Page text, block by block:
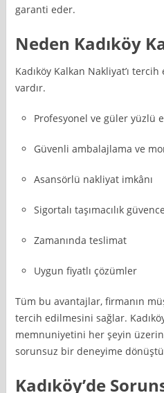
garanti eder.
Neden Kadıköy
Kadıköy Kalkan Nakliyat’ı
vardır.
Profesyonel ve güler yüzlü
Güvenli ambalajlama ve
Asansörlü nakliyat imkânı
Sigortalı taşımacılık
Zamanında teslimat
Uygun fiyatlı çözümler
Tüm bu avantajlar, firmanın
tercih edilmesini sağlar.
memnuniyetini her şeyin
sorunsuz bir deneyime
Kadıköy’de